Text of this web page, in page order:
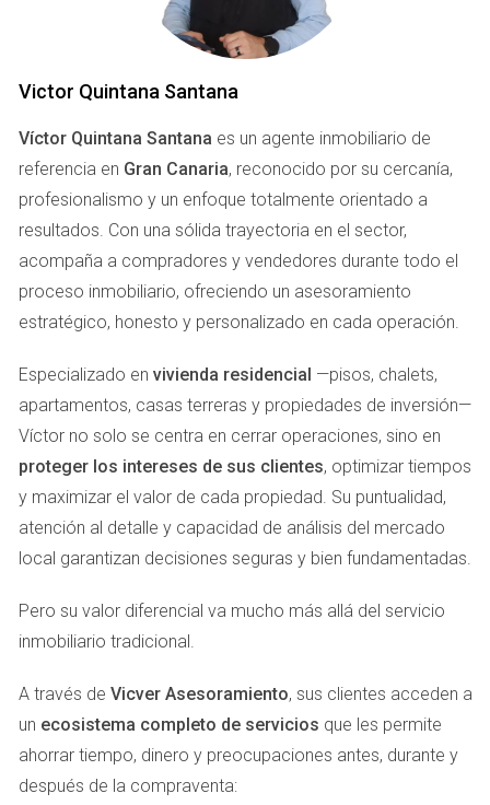
LA IMPORTANCIA DE LA
PRESENTACIÓN
Cuando se trata de vender una propiedad, la primera
impresión cuenta mucho. La presentación es uno de los
aspectos más críticos que puedes controlar. Una casa bien
presentada no solo atrae a más compradores potenciales,
sino que también puede aumentar el valor percibido de tu
propiedad.
Imagina una casa histórica en Vegueta, llena de encanto
pero con un mobiliario desactualizado y una decoración
poco atractiva. Al principio, los propietarios pensaron que
podrían venderla tal como estaba, pero tras varias
semanas sin ofertas, decidieron hacer algunos cambios.
Optaron por una limpieza profunda, pintaron las paredes
con colores neutros y reorganizaron los muebles para
Caso Práctico 2: El Piso en Playa de Las
Canteras
Otro ejemplo es un piso frente a Playa de Las Canteras que
estaba siendo subestimado debido a su desorden y falta
Victor Quintana Santana
Víctor Quintana Santana es un agente inmobiliario de
referencia en Gran Canaria, reconocido por su cercanía,
profesionalismo y un enfoque totalmente orientado a
resultados. Con una sólida trayectoria en el sector,
acompaña a compradores y vendedores durante todo el
proceso inmobiliario, ofreciendo un asesoramiento
estratégico, honesto y personalizado en cada operación.
Especializado en vivienda residencial —pisos, chalets,
apartamentos, casas terreras y propiedades de inversión—
Víctor no solo se centra en cerrar operaciones, sino en
proteger los intereses de sus clientes, optimizar tiempos
y maximizar el valor de cada propiedad. Su puntualidad,
atención al detalle y capacidad de análisis del mercado
local garantizan decisiones seguras y bien fundamentadas.
Pero su valor diferencial va mucho más allá del servicio
inmobiliario tradicional.
A través de Vicver Asesoramiento, sus clientes acceden a
un ecosistema completo de servicios que les permite
ahorrar tiempo, dinero y preocupaciones antes, durante y
después de la compraventa: